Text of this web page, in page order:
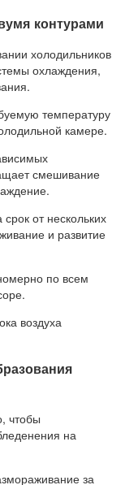
контурами
холодильников
охлаждения,
температуру
камере.
смешивание
от нескольких
и развитие
по всем
воздуха
чтобы
на
за